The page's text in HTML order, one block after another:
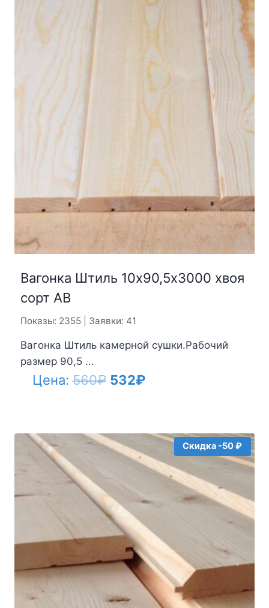
Вагонка Штиль 10х90,5х3000 хвоя
сорт АВ
Показы: 2355 | Заявки: 41
Вагонка Штиль камерной сушки.Рабочий
размер 90,5 ...
Цена:560₽ Первоначальная
560₽.
532₽Текущая
Скидка -50 ₽